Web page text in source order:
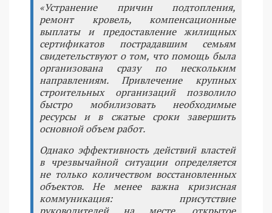
«Устранение причин подтопления,
ремонт кровель, компенсационные
выплаты и предоставление жилищных
сертификатов пострадавшим семьям
свидетельствуют о том, что помощь была
организована сразу по нескольким
направлениям. Привлечение крупных
строительных организаций позволило
быстро мобилизовать необходимые
ресурсы и в сжатые сроки завершить
основной объем работ.
Однако эффективность действий властей
в чрезвычайной ситуации определяется
не только количеством восстановленных
объектов. Не менее важна кризисная
коммуникация: присутствие